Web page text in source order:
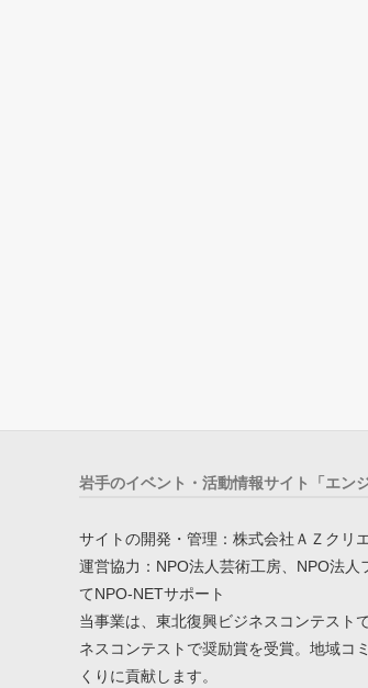
岩手のイベント・活動情報サイト「エン
サイトの開発・管理：株式会社ＡＺクリ
運営協力：NPO法人芸術工房、NPO法人
てNPO-NETサポート
当事業は、東北復興ビジネスコンテスト
ネスコンテストで奨励賞を受賞。地域コ
くりに貢献します。